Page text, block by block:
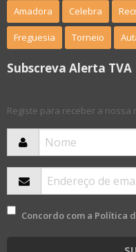
Amadora Celebra
Freguesia Torneio
Subscreva Alerta TVA
Registe para receber a nossa
Concordo com a Política